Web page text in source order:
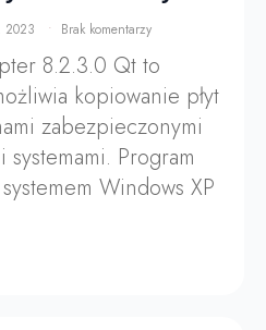
2023 Brak komentarzy
8.2.3.0 Qt to
kopiowanie płyt
zabezpieczonymi
systemami. Program
Windows XP